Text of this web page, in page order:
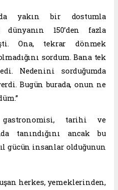
yakın bir dostumla
dünyanın 150’den fazla
Ona, tekrar dönmek
sordum. Bana tek
Nedenini sorduğumda
Bugün burada, onun ne
gastronomisi, tarihi ve
tanındığını ancak bu
gücün insanlar olduğunun
herkes, yemeklerinden,